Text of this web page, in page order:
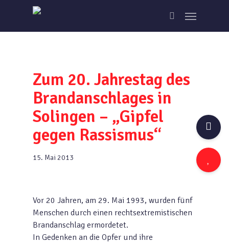
main
search
Menu
Zum 20. Jahrestag des
Brandanschlages in
Solingen – „Gipfel
gegen Rassismus“
15. Mai 2013
Vor 20 Jahren, am 29. Mai 1993, wurden fünf
Menschen durch einen rechtsextremistischen
Brandanschlag ermordetet.
In Gedenken an die Opfer und ihre